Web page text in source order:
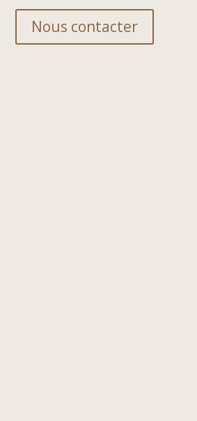
Nous contacter